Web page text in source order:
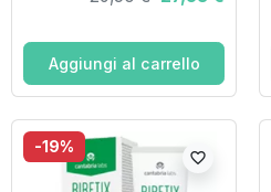
Aggiungi al carrello
-19%
favorite_border